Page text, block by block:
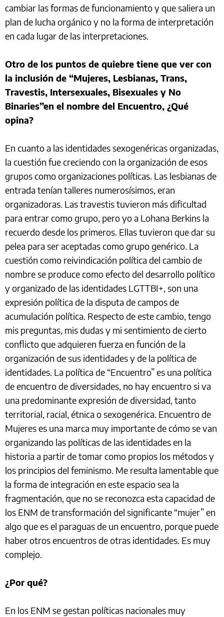
cambiar las formas de funcionamiento y que saliera un
plan de lucha orgánico y no la forma de interpretación
en cada lugar de las interpretaciones.
Otro de los puntos de quiebre tiene que ver con
la inclusión de “Mujeres, Lesbianas, Trans,
Travestis, Intersexuales, Bisexuales y No
Binaries”en el nombre del Encuentro, ¿Qué
opina?
En cuanto a las identidades sexogenéricas organizadas,
la cuestión fue creciendo con la organización de esos
grupos como organizaciones políticas. Las lesbianas de
entrada tenían talleres numerosísimos, eran
organizadoras. Las travestis tuvieron más dificultad
para entrar como grupo, pero yo a Lohana Berkins la
recuerdo desde los primeros. Ellas tuvieron que dar su
pelea para ser aceptadas como grupo genérico. La
cuestión como reivindicación política del cambio de
nombre se produce como efecto del desarrollo político
y organizado de las identidades LGTTBI+, son una
expresión política de la disputa de campos de
acumulación política. Respecto de este cambio, tengo
mis preguntas, mis dudas y mi sentimiento de cierto
conflicto que adquieren fuerza en función de la
organización de sus identidades y de la política de
identidades. La política de “Encuentro” es una política
de encuentro de diversidades, no hay encuentro si va
una predominante expresión de diversidad, tanto
territorial, racial, étnica o sexogenérica. Encuentro de
Mujeres es una marca muy importante de cómo se van
organizando las políticas de las identidades en la
historia a partir de tomar como propios los métodos y
los principios del feminismo. Me resulta lamentable que
la forma de integración en este espacio sea la
fragmentación, que no se reconozca esta capacidad de
los ENM de transformación del significante “mujer” en
algo que es el paraguas de un encuentro, porque puede
haber otros encuentros de otras identidades. Es muy
complejo.
¿Por qué?
En los ENM se gestan políticas nacionales muy